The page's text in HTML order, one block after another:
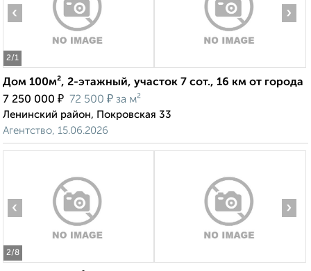
2/1
‹ ›
Дом 100м², 2-этажный, участок 7 сот., 16 км от города
7 250 000 ₽ 72 500 ₽ за м²
Ленинский район, Покровская 33
Агентство, 15.06.2026
2/8
‹ ›